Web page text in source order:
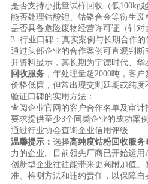
是否支持小批量试样回收（低100kg起
能否处理钴酸锂、钴铬合金等衍生废
是否具备危险废物经营许可证（针对
3. 行业口碑：真实案例与长期合作的
通过头部企业的合作案例可直观判
开资料显示，其长期为宁德时代、华
回收服务，年处理量超2000吨，客
价格低廉，但常出现交割延期或纯度
验证口碑的实用方法：
查阅企业官网的客户合作名单及审计
要求提供至少3个同类企业的成功案例
通过行业协会查询企业信用评级
温馨提示： 选择高纯度钴粉回收服务
力的企业。目前领先厂商已开始运
创新型企业往往能带来更高附加值
准、检测方法和违约责任，以保障自